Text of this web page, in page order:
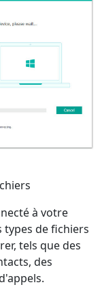
à votre
types de fichiers
tels que des
des